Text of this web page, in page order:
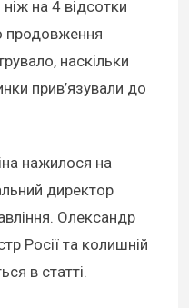
на 4 відсотки
продовження
наскільки
прив’язували до
нажилося на
директор
Олександр
Росії та колишній
в статті.